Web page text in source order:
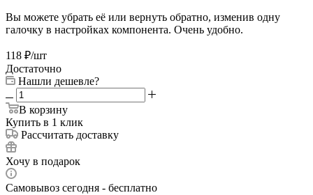
Вы можете убрать её или вернуть обратно, изменив одну
галочку в настройках компонента. Очень удобно.
118 ₽/шт
Достаточно
Нашли дешевле?
В корзину
Купить в 1 клик
Рассчитать доставку
Хочу в подарок
Самовывоз сегодня - бесплатно